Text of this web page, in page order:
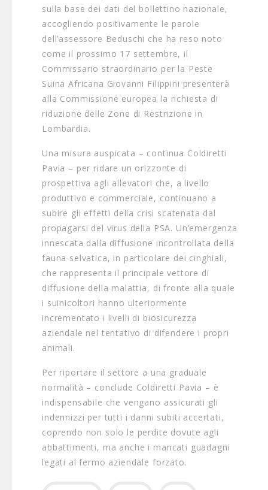
sulla base dei dati del bollettino nazionale,
accogliendo positivamente le parole
dell’assessore Beduschi che ha reso noto
come il prossimo 17 settembre, il
Commissario straordinario per la Peste
Suina Africana Giovanni Filippini presenterà
alla Commissione europea la richiesta di
riduzione delle Zone di Restrizione in
Lombardia.
Una misura auspicata – continua Coldiretti
Pavia – per ridare un orizzonte di
prospettiva agli allevatori che, a livello
produttivo e commerciale, continuano a
subire gli effetti della crisi scatenata dal
propagarsi del virus della PSA. Un’emergenza
innescata dalla diffusione incontrollata della
fauna selvatica, in particolare dei cinghiali,
che rappresenta il principale vettore di
diffusione della malattia, di fronte alla quale
i suinicoltori hanno ulteriormente
incrementato i livelli di biosicurezza
aziendale nel tentativo di difendere i propri
animali.
Per riportare il settore a una graduale
normalità – conclude Coldiretti Pavia – è
indispensabile che vengano assicurati gli
indennizzi per tutti i danni subiti accertati,
coprendo non solo le perdite dovute agli
abbattimenti, ma anche i mancati guadagni
legati al fermo aziendale forzato.